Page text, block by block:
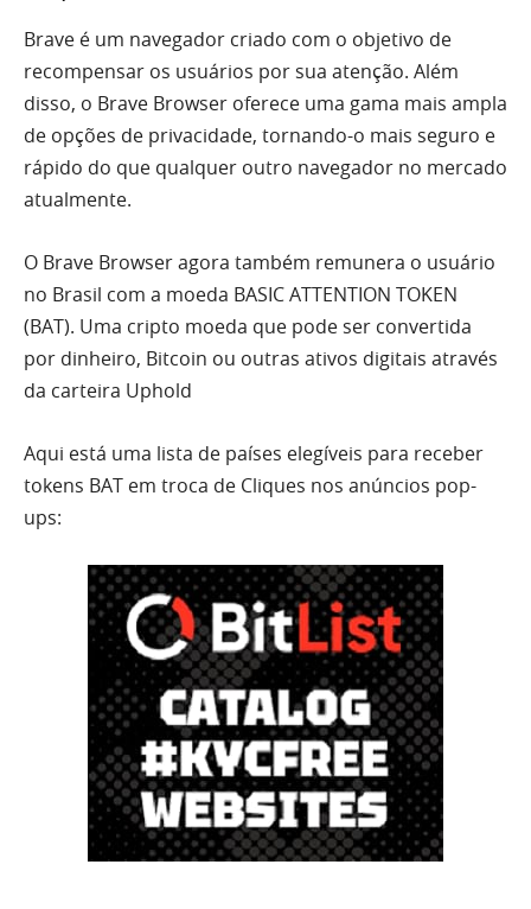
Brave é um navegador criado com o objetivo de
recompensar os usuários por sua atenção. Além
disso, o Brave Browser oferece uma gama mais ampla
de opções de privacidade, tornando-o mais seguro e
rápido do que qualquer outro navegador no mercado
atualmente.
O Brave Browser agora também remunera o usuário
no Brasil com a moeda BASIC ATTENTION TOKEN
(BAT). Uma cripto moeda que pode ser convertida
por dinheiro, Bitcoin ou outras ativos digitais através
da carteira Uphold
Aqui está uma lista de países elegíveis para receber
tokens BAT em troca de Cliques nos anúncios pop-
ups: